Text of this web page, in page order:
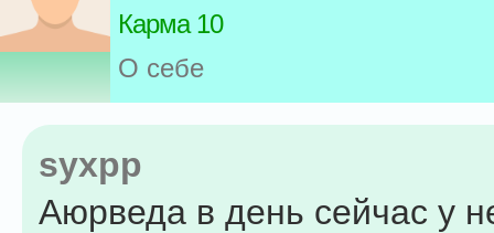
Карма 10
О себе
syxpp
Аюрведа в день сейчас у